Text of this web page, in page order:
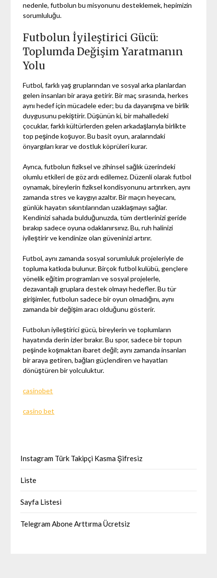
nedenle, futbolun bu misyonunu desteklemek, hepimizin
sorumluluğu.
Futbolun İyileştirici Gücü:
Toplumda Değişim Yaratmanın
Yolu
Futbol, farklı yaş gruplarından ve sosyal arka planlardan
gelen insanları bir araya getirir. Bir maç sırasında, herkes
aynı hedef için mücadele eder; bu da dayanışma ve birlik
duygusunu pekiştirir. Düşünün ki, bir mahalledeki
çocuklar, farklı kültürlerden gelen arkadaşlarıyla birlikte
top peşinde koşuyor. Bu basit oyun, aralarındaki
önyargıları kırar ve dostluk köprüleri kurar.
Ayrıca, futbolun fiziksel ve zihinsel sağlık üzerindeki
olumlu etkileri de göz ardı edilemez. Düzenli olarak futbol
oynamak, bireylerin fiziksel kondisyonunu artırırken, aynı
zamanda stres ve kaygıyı azaltır. Bir maçın heyecanı,
günlük hayatın sıkıntılarından uzaklaşmayı sağlar.
Kendinizi sahada bulduğunuzda, tüm dertlerinizi geride
bırakıp sadece oyuna odaklanırsınız. Bu, ruh halinizi
iyileştirir ve kendinize olan güveninizi artırır.
Futbol, aynı zamanda sosyal sorumluluk projeleriyle de
topluma katkıda bulunur. Birçok futbol kulübü, gençlere
yönelik eğitim programları ve sosyal projelerle,
dezavantajlı gruplara destek olmayı hedefler. Bu tür
girişimler, futbolun sadece bir oyun olmadığını, aynı
zamanda bir değişim aracı olduğunu gösterir.
Futbolun iyileştirici gücü, bireylerin ve toplumların
hayatında derin izler bırakır. Bu spor, sadece bir topun
peşinde koşmaktan ibaret değil; aynı zamanda insanları
bir araya getiren, bağları güçlendiren ve hayatları
dönüştüren bir yolculuktur.
casinobet
casino bet
Instagram Türk Takipçi Kasma Şifresiz
Liste
Sayfa Listesi
Telegram Abone Arttırma Ücretsiz